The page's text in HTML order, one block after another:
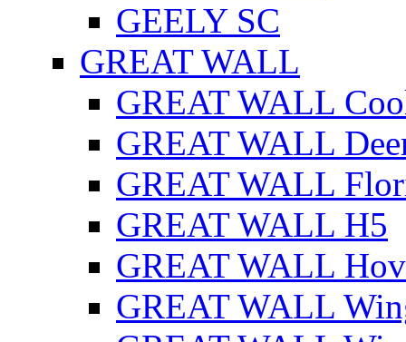
GEELY SC
GREAT WALL
GREAT WALL
GREAT WALL
GREAT WALL
GREAT WALL H5
GREAT WALL
GREAT WALL